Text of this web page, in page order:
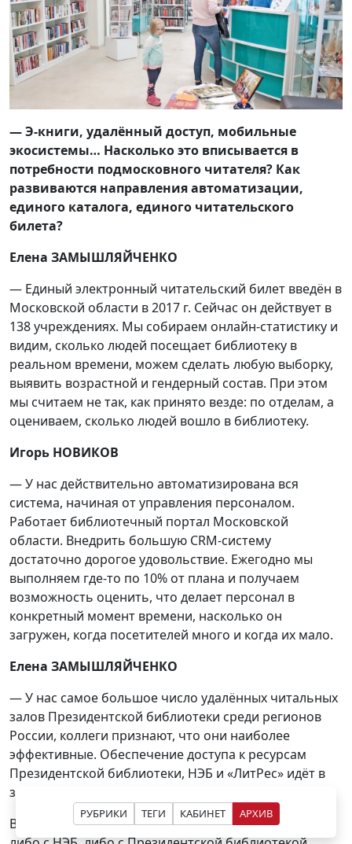
РУБРИКИ ТЕГИ КАБИНЕТ АРХИВ
—Э-книги, удалённый доступ, мобильные
экосистемы… Насколько это вписывается в
потребности подмосковного читателя? Как
развиваются направления автоматизации,
единого каталога, единого читательского
билета?
Елена ЗАМЫШЛЯЙЧЕНКО
— Единый электронный читательский билет введён в
Московской области в 2017 г. Сейчас он действует в
138 учреждениях. Мы собираем онлайн-статистику и
видим, сколько людей посещает библиотеку в
реальном времени, можем сделать любую выборку,
выявить возрастной и гендерный состав. При этом
мы считаем не так, как принято везде: по отделам, а
оцениваем, сколько людей вошло в библиотеку.
Игорь НОВИКОВ
— У нас действительно автоматизирована вся
система, начиная от управления персоналом.
Работает библиотечный портал Московской
области. Внедрить большую CRM-систему
достаточно дорогое удовольствие. Ежегодно мы
выполняем где-то по 10% от плана и получаем
возможность оценить, что делает персонал в
конкретный момент времени, насколько он
загружен, когда посетителей много и когда их мало.
Елена ЗАМЫШЛЯЙЧЕНКО
— У нас самое большое число удалённых читальных
залов Президентской библиотеки среди регионов
России, коллеги признают, что они наиболее
эффективные. Обеспечение доступа к ресурсам
Президентской библиотеки, НЭБ и «ЛитРес» идёт в
зачёт при построении рейтинга библиотек.
Вообще, у нас было несколько проектов, связанных